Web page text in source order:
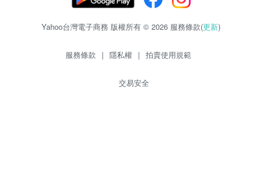
Yahoo台灣電子商務 版權所有 © 2026 服務條款(更新)
服務條款 | 隱私權 | 拍賣使用規範
交易安全